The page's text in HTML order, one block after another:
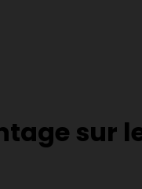
sur